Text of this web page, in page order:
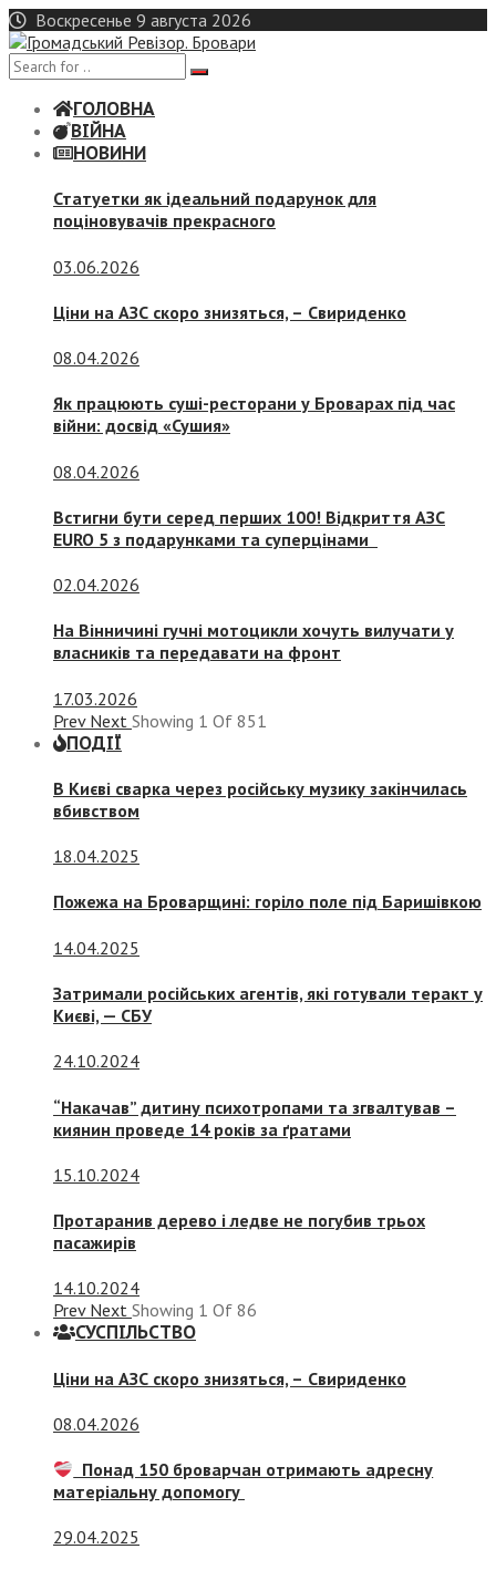
Skip
to
content
Воскресенье 9 августа 2026
ГОЛОВНА
ВІЙНА
НОВИНИ
Статуетки як ідеальний подарунок для
поціновувачів прекрасного
03.06.2026
Ціни на АЗС скоро знизяться, – Свириденко
08.04.2026
Як працюють суші-ресторани у Броварах під час
війни: досвід «Сушия»
08.04.2026
Встигни бути серед перших 100! Відкриття АЗС
EURO 5 з подарунками та суперцінами
02.04.2026
На Вінничині гучні мотоцикли хочуть вилучати у
власників та передавати на фронт
17.03.2026
Prev Next Showing 1 Of 851
ПОДІЇ
В Києві сварка через російську музику закінчилась
вбивством
18.04.2025
Пожежа на Броварщині: горіло поле під Баришівкою
14.04.2025
Затримали російських агентів, які готували теракт у
Києві, — СБУ
24.10.2024
“Накачав” дитину психотропами та згвалтував –
киянин проведе 14 років за ґратами
15.10.2024
Протаранив дерево і ледве не погубив трьох
пасажирів
14.10.2024
Prev Next Showing 1 Of 86
СУСПIЛЬСТВО
Ціни на АЗС скоро знизяться, – Свириденко
08.04.2026
Понад 150 броварчан отримають адресну
матеріальну допомогу
29.04.2025